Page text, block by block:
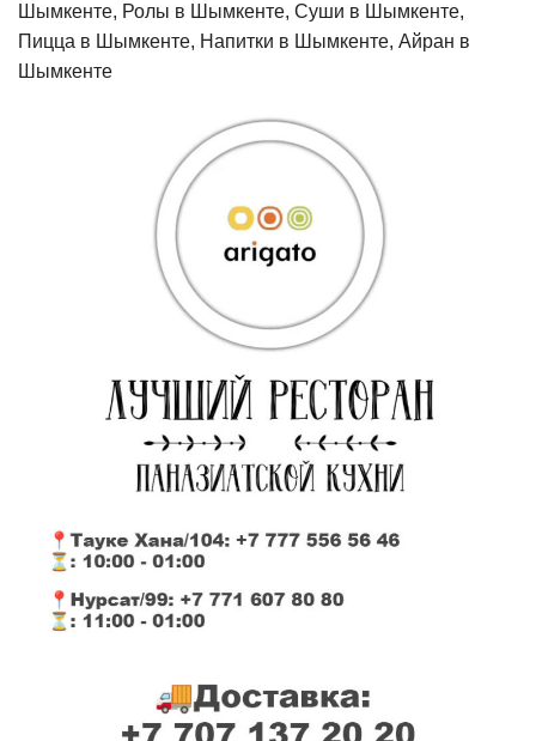
Шымкенте, Ролы в Шымкенте, Суши в Шымкенте,
Пицца в Шымкенте, Напитки в Шымкенте, Айран в
Шымкенте